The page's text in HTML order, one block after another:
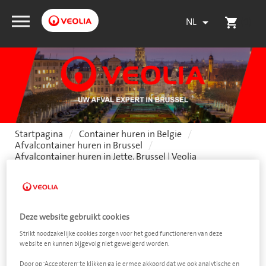
shopping_cart
NL 
Startpagina
Container huren in Belgie
Afvalcontainer huren in Brussel
Afvalcontainer huren in Jette, Brussel | Veolia
Afvalcontainer huren in
Jette
Deze website gebruikt cookies
Strikt noodzakelijke cookies zorgen voor het goed functioneren van deze
website en kunnen bijgevolg niet geweigerd worden.
Door op 'Accepteren' te klikken ga je ermee akkoord dat we ook analytische en